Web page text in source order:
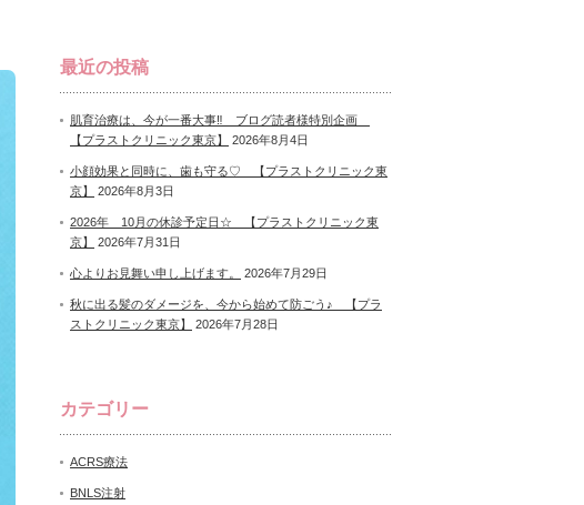
最近の投稿
肌育治療は、今が一番大事‼ ブログ読者様特別企画
【プラストクリニック東京】
2026年8月4日
小顔効果と同時に、歯も守る♡ 【プラストクリニック東
京】
2026年8月3日
2026年 10月の休診予定日☆ 【プラストクリニック東
京】
2026年7月31日
心よりお見舞い申し上げます。 2026年7月29日
秋に出る髪のダメージを、今から始めて防ごう♪ 【プラ
ストクリニック東京】
2026年7月28日
カテゴリー
ACRS療法
BNLS注射